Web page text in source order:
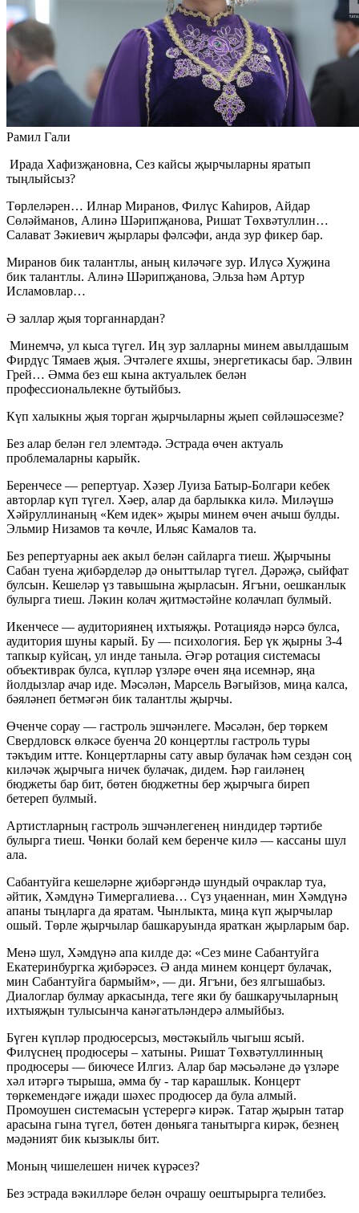
Рамил Гали
Ирада Хафизҗановна, Сез кайсы җырчыларны яратып
тыңлыйсыз?
Төрлеләрен… Илнар Миранов, Филүс Каһиров, Айдар
Сөләйманов, Алинә Шәрипҗанова, Ришат Төхвәтуллин…
Салават Зәкиевич җырлары фәлсәфи, анда зур фикер бар.
Миранов бик талантлы, аның киләчәге зур. Илүсә Хуҗина
бик талантлы. Алинә Шәрипҗанова, Эльза һәм Артур
Исламовлар…
Ә заллар җыя торганнардан?
Минемчә, ул кыса түгел. Иң зур залларны минем авылдашым
Фирдүс Тямаев җыя. Эчтәлеге яхшы, энергетикасы бар. Элвин
Грей… Әмма без еш кына актуальлек белән
профессиональлекне бутыйбыз.
Күп халыкны җыя торган җырчыларны җыеп сөйләшәсезме?
Без алар белән гел элемтәдә. Эстрада өчен актуаль
проблемаларны карыйк.
Беренчесе — репертуар. Хәзер Луиза Батыр-Болгари кебек
авторлар күп түгел. Хәер, алар да барлыкка килә. Миләүшә
Хәйруллинаның «Кем идек» җыры минем өчен ачыш булды.
Эльмир Низамов та көчле, Ильяс Камалов та.
Без репертуарны аек акыл белән сайларга тиеш. Җырчыны
Сабан туена җибәрделәр дә оныттылар түгел. Дәрәҗә, сыйфат
булсын. Кешеләр үз тавышына җырласын. Ягъни, оешканлык
булырга тиеш. Ләкин колач җитмәстәйне колачлап булмый.
Икенчесе — аудиториянең ихтыяҗы. Ротациядә нәрсә булса,
аудитория шуны карый. Бу — психология. Бер үк җырны 3-4
тапкыр куйсаң, ул инде таныла. Әгәр ротация системасы
объективрак булса, күпләр үзләре өчен яңа исемнәр, яңа
йолдызлар ачар иде. Мәсәлән, Марсель Вәгыйзов, миңа калса,
бәяләнеп бетмәгән бик талантлы җырчы.
Өченче сорау — гастроль эшчәнлеге. Мәсәлән, бер төркем
Свердловск өлкәсе буенча 20 концертлы гастроль туры
тәкъдим итте. Концертларны сату авыр булачак һәм сездән соң
киләчәк җырчыга ничек булачак, дидем. Һәр гаиләнең
бюджеты бар бит, бөтен бюджетны бер җырчыга биреп
бетереп булмый.
Артистларның гастроль эшчәнлегенең ниндидер тәртибе
булырга тиеш. Чөнки болай кем беренче килә — кассаны шул
ала.
Сабантуйга кешеләрне җибәргәндә шундый очраклар туа,
әйтик, Хәмдүнә Тимергалиева… Сүз уңаеннан, мин Хәмдүнә
апаны тыңларга да яратам. Чынлыкта, миңа күп җырчылар
ошый. Төрле җырчылар башкаруында яраткан җырларым бар.
Менә шул, Хәмдүнә апа килде дә: «Сез мине Сабантуйга
Екатеринбургка җибәрәсез. Ә анда минем концерт булачак,
мин Сабантуйга бармыйм», — ди. Ягъни, без ялгышабыз.
Диалоглар булмау аркасында, теге яки бу башкаручыларның
ихтыяҗын тулысынча канәгатьләндерә алмыйбыз.
Бүген күпләр продюсерсыз, мөстәкыйль чыгыш ясый.
Филүснең продюсеры – хатыны. Ришат Төхвәтуллинның
продюсеры — биючесе Илгиз. Алар бар мәсьәләне дә үзләре
хәл итәргә тырыша, әмма бу - тар карашлык. Концерт
төркемендәге иҗади шәхес продюсер да була алмый.
Промоушен системасын үстерергә кирәк. Татар җырын татар
арасына гына түгел, бөтен дөньяга танытырга кирәк, безнең
мәдәният бик кызыклы бит.
Моның чишелешен ничек күрәсез?
Без эстрада вәкилләре белән очрашу оештырырга телибез.